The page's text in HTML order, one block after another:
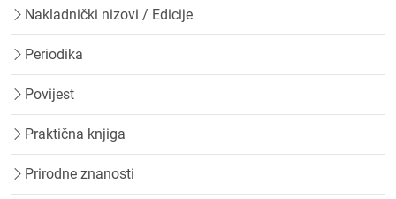
Nakladnički nizovi / Edicije
Periodika
Povijest
Praktična knjiga
Prirodne znanosti